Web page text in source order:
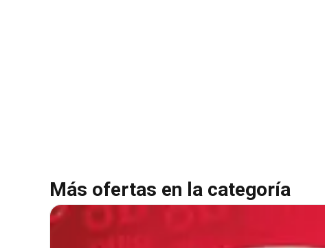
Más ofertas en la categoría